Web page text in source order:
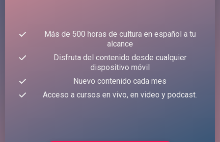
Más de 500 horas de cultura en español a tu
alcance
Disfruta del contenido desde cualquier
dispositivo móvil
Nuevo contenido cada mes
Acceso a cursos en vivo, en video y podcast.